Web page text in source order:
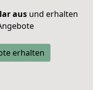
ausund erhalten
erhalten